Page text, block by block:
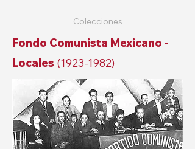
Colecciones
Fondo Comunista Mexicano -
Locales (1923-1982)